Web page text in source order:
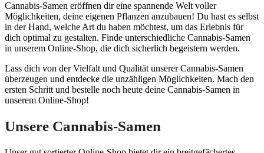
Cannabis-Samen eröffnen dir eine spannende Welt voller
Möglichkeiten, deine eigenen Pflanzen anzubauen! Du hast es selbst
in der Hand, welche Art du haben möchtest, um das Erlebnis für
dich optimal zu gestalten. Finde unterschiedliche Cannabis-Samen
in unserem Online-Shop, die dich sicherlich begeistern werden.
Lass dich von der Vielfalt und Qualität unserer Cannabis-Samen
überzeugen und entdecke die unzähligen Möglichkeiten. Mach den
ersten Schritt und bestelle noch heute deine Cannabis-Samen in
unserem Online-Shop!
Unsere Cannabis-Samen